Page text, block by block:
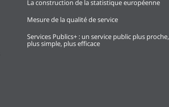
La construction de la statistique européenne
Mesure de la qualité de service
Services Publics+ : un service public plus proche,
plus simple, plus efficace